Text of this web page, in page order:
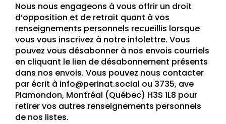
Nous nous engageons à vous offrir un droit
d’opposition et de retrait quant à vos
renseignements personnels recueillis lorsque
vous vous inscrivez à notre infolettre. Vous
pouvez vous désabonner à nos envois courriels
en cliquant le lien de désabonnement présents
dans nos envois. Vous pouvez nous contacter
par écrit à info@perinat.social ou 3735, ave
Plamondon, Montréal (Québec) H3S 1L8 pour
retirer vos autres renseignements personnels
de nos listes.